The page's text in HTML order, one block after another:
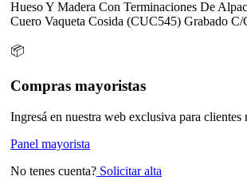
Hueso Y Madera Con Terminaciones De
Cuero Vaqueta Cosida (CUC545) Grabado C/
📦
Compras mayoristas
Ingresá en nuestra web exclusiva para clientes
Panel mayorista
No tenes cuenta? Solicitar alta